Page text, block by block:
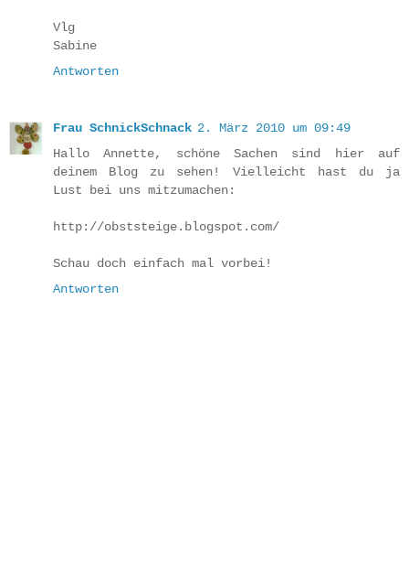
Vlg
Sabine
Antworten
Frau SchnickSchnack 2. März 2010 um 09:49
Hallo Annette, schöne Sachen sind hier auf
deinem Blog zu sehen! Vielleicht hast du ja
Lust bei uns mitzumachen:
http://obststeige.blogspot.com/
Schau doch einfach mal vorbei!
Antworten